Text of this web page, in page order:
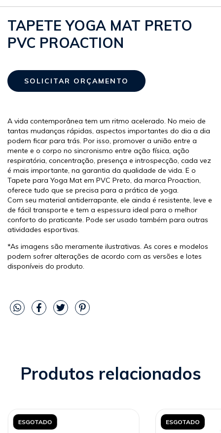
TAPETE YOGA MAT PRETO
PVC PROACTION
A vida contemporânea tem um ritmo acelerado. No meio de
tantas mudanças rápidas, aspectos importantes do dia a dia
podem ficar para trás. Por isso, promover a união entre a
mente e o corpo no sincronismo entre ação física, ação
respiratória, concentração, presença e introspecção, cada vez
é mais importante, na garantia da qualidade de vida. E o
Tapete para Yoga Mat em PVC Preto, da marca Proaction,
oferece tudo que se precisa para a prática de yoga.
Com seu material antiderrapante, ele ainda é resistente, leve e
de fácil transporte e tem a espessura ideal para o melhor
conforto do praticante. Pode ser usado também para outras
atividades esportivas.
*As imagens são meramente ilustrativas. As cores e modelos
podem sofrer alterações de acordo com as versões e lotes
disponíveis do produto.
Produtos relacionados
ESGOTADO ESGOTADO